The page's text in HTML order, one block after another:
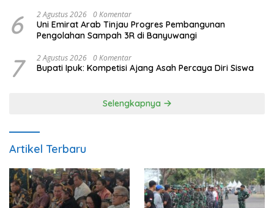
6 2 Agustus 2026 0 Komentar
Uni Emirat Arab Tinjau Progres Pembangunan
Pengolahan Sampah 3R di Banyuwangi
7 2 Agustus 2026 0 Komentar
Bupati Ipuk: Kompetisi Ajang Asah Percaya Diri Siswa
Selengkapnya
Artikel Terbaru